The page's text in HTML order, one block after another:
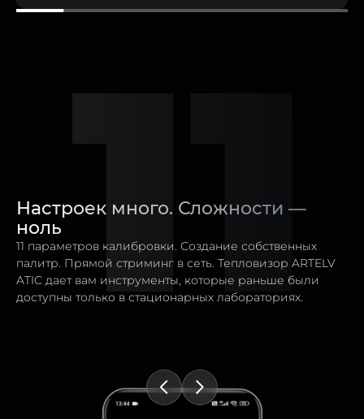
Настроек много. Сложности —
ноль
11 параметров калибровки. Создание собственных
палитр. Прямой стриминг в сеть. Тепловизор ARTELV
ATIC дает вам инструменты, которые раньше были
доступны только в стационарных лабораториях.